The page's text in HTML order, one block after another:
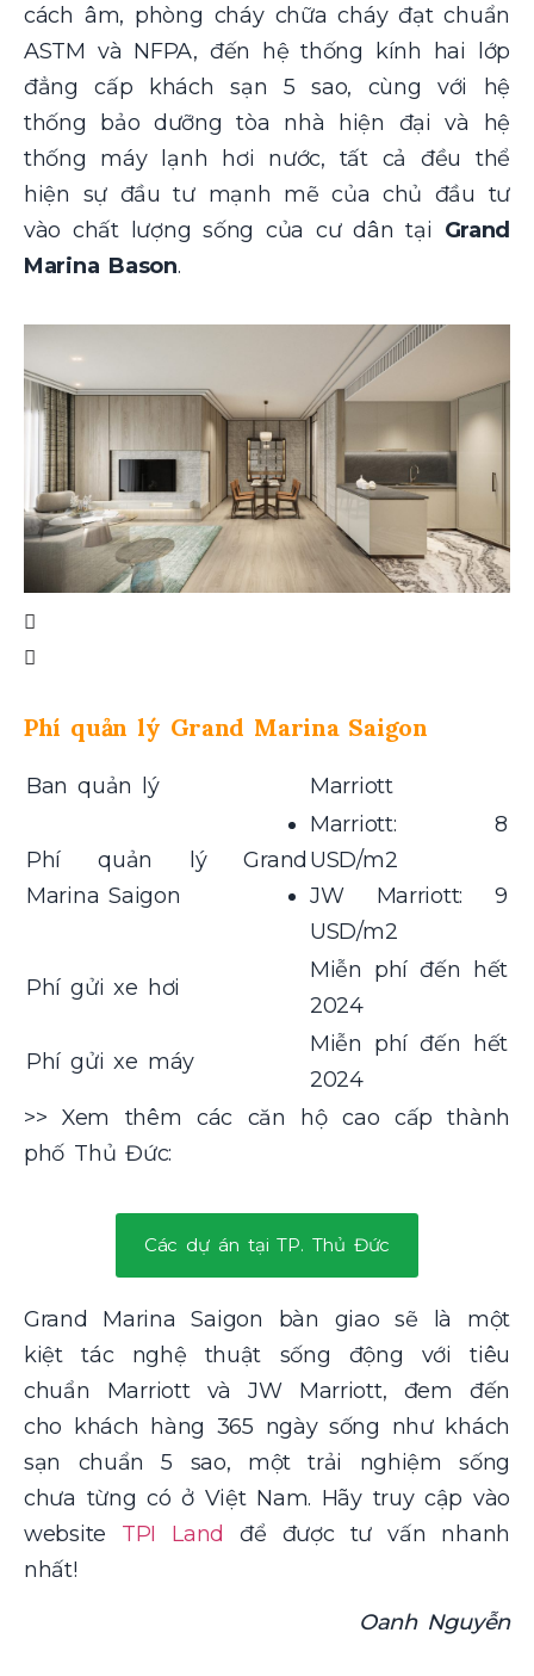
cách âm, phòng cháy chữa cháy đạt chuẩn
ASTM và NFPA, đến hệ thống kính hai lớp
đẳng cấp khách sạn 5 sao, cùng với hệ
thống bảo dưỡng tòa nhà hiện đại và hệ
thống máy lạnh hơi nước, tất cả đều thể
hiện sự đầu tư mạnh mẽ của chủ đầu tư
vào chất lượng sống của cư dân tại Grand
Marina Bason.
Phí quản lý Grand Marina Saigon
Ban quản lý Marriott
Phí quản lý Grand
Marina Saigon
Marriott: 8
USD/m2
JW Marriott: 9
USD/m2
Phí gửi xe hơi
Miễn phí đến hết
2024
Phí gửi xe máy
Miễn phí đến hết
2024
>> Xem thêm các căn hộ cao cấp thành
phố Thủ Đức:
Các dự án tại TP. Thủ Đức
Grand Marina Saigon bàn giao sẽ là một
kiệt tác nghệ thuật sống động với tiêu
chuẩn Marriott và JW Marriott, đem đến
cho khách hàng 365 ngày sống như khách
sạn chuẩn 5 sao, một trải nghiệm sống
chưa từng có ở Việt Nam. Hãy truy cập vào
website TPI Land
để được tư vấn nhanh
nhất!
Oanh Nguyễn